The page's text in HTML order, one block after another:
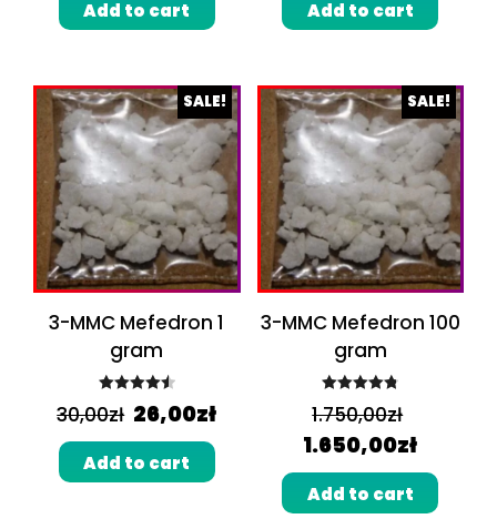
Add to cart Add to cart
SALE!
3-MMC Mefedron 1
gram
Rated4.60
30,00zł 26,00zł
Add to cart
SALE!
3-MMC Mefedron 100
gram
out of 5
1.750,00zł
1.650,00zł
Add to cart